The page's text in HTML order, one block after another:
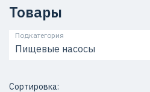
Товары
Пищевые насосы
Подкатегория
Сортировка: